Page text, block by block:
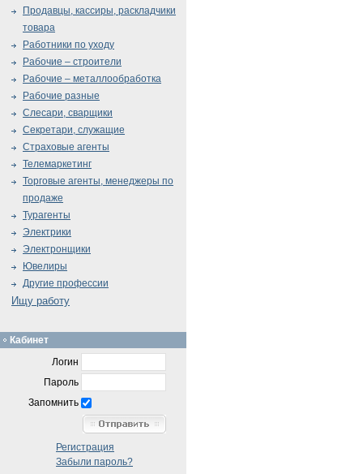
Продавцы, кассиры, раскладчики
товара
Работники по уходу
Рабочие – строители
Рабочие – металлообработка
Рабочие разные
Слесари, сварщики
Секретари, служащие
Страховые агенты
Телемаркетинг
Торговые агенты, менеджеры по
продаже
Турагенты
Электрики
Электронщики
Ювелиры
Другие профессии
Ищу работу
Кабинет
Логин
Пароль
Запомнить
Регистрация
Забыли пароль?